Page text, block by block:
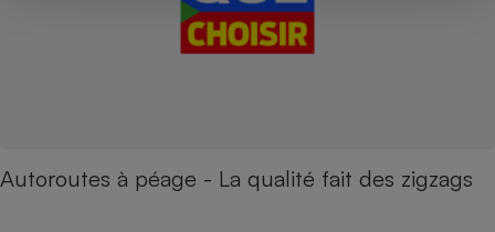
Autoroutes à péage - La qualité fait des zigzags